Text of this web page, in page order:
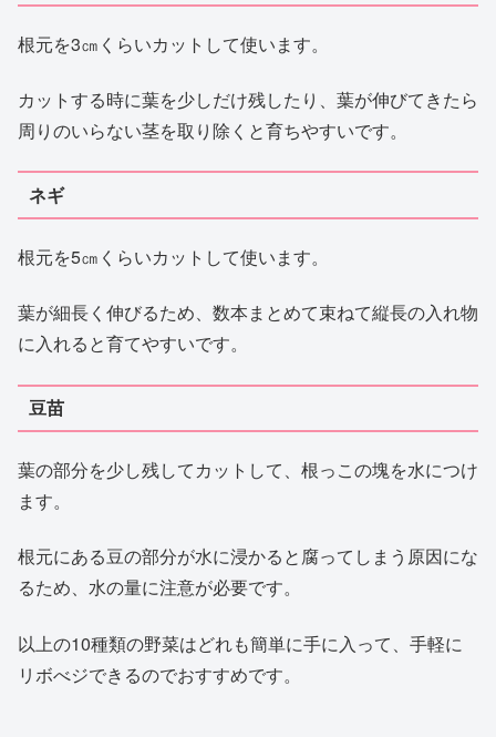
根元を3㎝くらいカットして使います。
カットする時に葉を少しだけ残したり、葉が伸びてきたら
周りのいらない茎を取り除くと育ちやすいです。
ネギ
根元を5㎝くらいカットして使います。
葉が細長く伸びるため、数本まとめて束ねて縦長の入れ物
に入れると育てやすいです。
豆苗
葉の部分を少し残してカットして、根っこの塊を水につけ
ます。
根元にある豆の部分が水に浸かると腐ってしまう原因にな
るため、水の量に注意が必要です。
以上の10種類の野菜はどれも簡単に手に入って、手軽に
リボべジできるのでおすすめです。